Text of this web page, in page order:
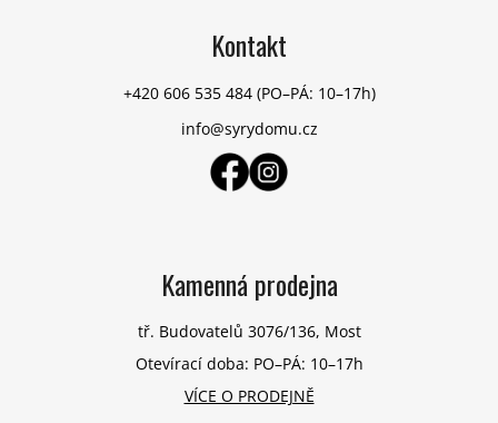
Kontakt
+420 606 535 484 (PO–PÁ: 10–17h)
info@syrydomu.cz
Kamenná prodejna
tř. Budovatelů 3076/136, Most
Otevírací doba: PO–PÁ: 10–17h
VÍCE O PRODEJNĚ